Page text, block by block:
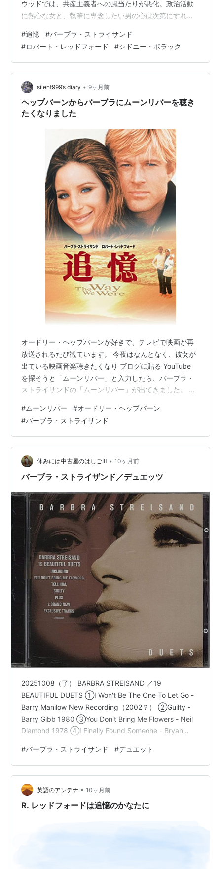
ウッドでは、共産主義者への風当たりが悪化。政治活動
に熱心な女と、執筆に専念したい男の心は次第にすれ違
ニューオリンズ」「ひとりぼっちの青春 」のシドニー・
ポラック。主演はロバート・レッドフォードとバーブ
ラ・ストライサンド。共演はロイス・チャイルズ、ブラ
ッドフォード・ディルマン。 ・・・時は1937年のアメリ
カ。ケイティ（バーブラ・ストライサンド）は政治運動
に熱心。一方、ハベル…
#追憶 #バーブラ・ストライサンド
#ロバート・レッドフォード #シドニー・ポラック
silent999’s diary • 9ヶ月前
ヘップバーンからバーブラにムーンリバーを聴き
たくなりました
オードリー・ヘップバーンが好きで、テレビで映画が再
放送されるたび観ています。 今夜はなんとなく、彼女が
出ている映画音楽聴きたくなり ブログに貼る YouTube
を探そうと「ムーンリバー」と入力したら、バーブラ・
ストライサンドの「ムーンリバー」が出てきました。 と
ことにしました。 人の名前を覚えるのは苦手なのです
が、バーブラ・ストライサンドという名前は、どこかで
聞いたことがある気がして ネット検索したら、先日亡く
なったロバート・レッドフォードと「追憶」でW主演さ
れていた女性だったと気づきました。 映画の曲も彼女が
歌っていたとのことで、「追憶」を…
#ムーンリバー #オードリー・ヘップバーン
#バーブラ・ストライサンド
休みには中古屋のはしごⅢ • 10ヶ月前
バーブラ・ストライザンド／デュエッツ
20251008（了） BARBRA STREISAND ／19
BEAUTIFUL DUETS ①I Won't Be The One To Let Go -
Barry Manilow New Recording（2002？） ②Guilty -
Barry Gibb 1980 ③You Don't Bring Me Flowers - Neil
Diamond 1978 ④I Finally Found Someone - Bryan
1991 ⑥I've Got A Crush On You - F…
#バーブラ・ストライサンド #デュエット
英語のアンテナ • 10ヶ月前
R. レッドフォードは追憶のかなたに